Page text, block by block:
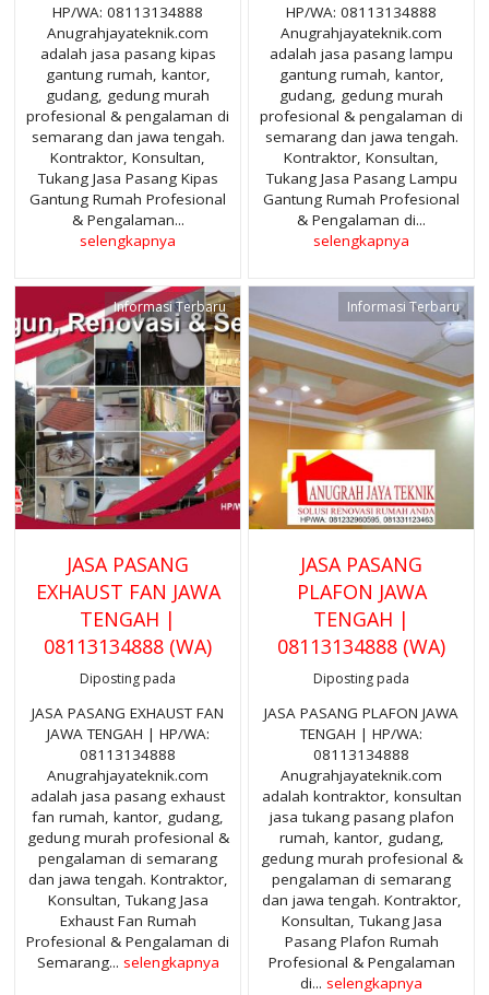
HP/WA: 08113134888
Anugrahjayateknik.com
adalah jasa pasang kipas
gantung rumah, kantor,
gudang, gedung murah
profesional & pengalaman di
semarang dan jawa tengah.
Kontraktor, Konsultan,
Tukang Jasa Pasang Kipas
Gantung Rumah Profesional
& Pengalaman...
selengkapnya
HP/WA: 08113134888
Anugrahjayateknik.com
adalah jasa pasang lampu
gantung rumah, kantor,
gudang, gedung murah
profesional & pengalaman di
semarang dan jawa tengah.
Kontraktor, Konsultan,
Tukang Jasa Pasang Lampu
Gantung Rumah Profesional
& Pengalaman di...
selengkapnya
Informasi Terbaru
JASA PASANG
EXHAUST FAN JAWA
TENGAH |
08113134888 (WA)
Diposting pada
JASA PASANG EXHAUST FAN
JAWA TENGAH | HP/WA:
08113134888
Anugrahjayateknik.com
adalah jasa pasang exhaust
fan rumah, kantor, gudang,
gedung murah profesional &
pengalaman di semarang
dan jawa tengah. Kontraktor,
Konsultan, Tukang Jasa
Exhaust Fan Rumah
Profesional & Pengalaman di
Semarang... selengkapnya
Informasi Terbaru
JASA PASANG
PLAFON JAWA
TENGAH |
08113134888 (WA)
Diposting pada
JASA PASANG PLAFON JAWA
TENGAH | HP/WA:
08113134888
Anugrahjayateknik.com
adalah kontraktor, konsultan
jasa tukang pasang plafon
rumah, kantor, gudang,
gedung murah profesional &
pengalaman di semarang
dan jawa tengah. Kontraktor,
Konsultan, Tukang Jasa
Pasang Plafon Rumah
Profesional & Pengalaman
di... selengkapnya